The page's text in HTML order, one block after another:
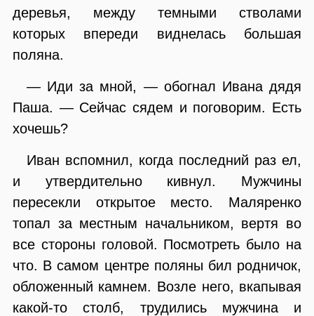
деревья, между темными стволами
которых впереди виднелась большая
поляна.
— Иди за мной, — обогнал Ивана дядя
Паша. — Сейчас сядем и поговорим. Есть
хочешь?
Иван вспомнил, когда последний раз ел,
и утвердительно кивнул. Мужчины
пересекли открытое место. Маляренко
топал за местным начальником, вертя во
все стороны головой. Посмотреть было на
что. В самом центре поляны бил родничок,
обложенный камнем. Возле него, вкапывая
какой-то столб, трудились мужчина и